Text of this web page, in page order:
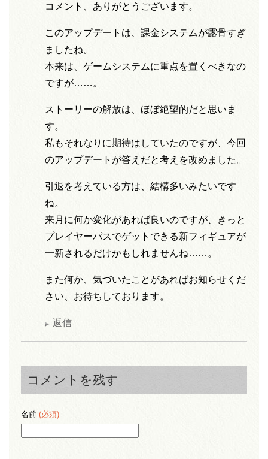
コメント、ありがとうございます。
このアップデートは、課金システムが露骨すぎ
ましたね。
本来は、ゲームシステムに重点を置くべきなの
ですが……。
ストーリーの解放は、ほぼ絶望的だと思いま
す。
私もそれなりに期待はしていたのですが、今回
のアップデートが答えだと考えを改めました。
引退を考えている方は、結構多いみたいです
ね。
来月に何か変化があれば良いのですが、きっと
プレイヤーパスでゲットできる新フィギュアが
一新されるだけかもしれませんね……。
また何か、気づいたことがあればお知らせくだ
さい、お待ちしております。
返信
コメントを残す
名前 (必須)